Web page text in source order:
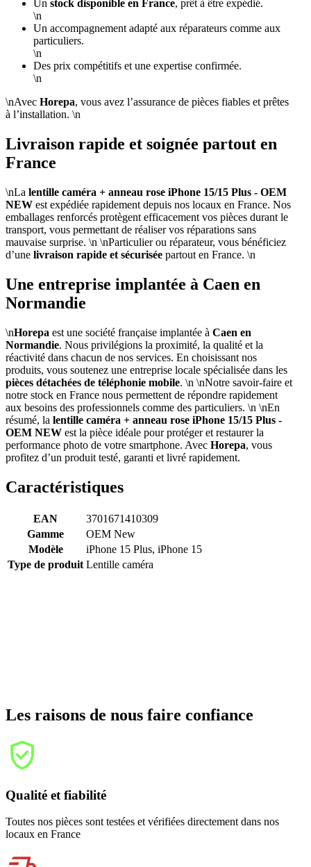
Un stock disponible en France, prêt à être expédié.
\n
Un accompagnement adapté aux réparateurs comme aux
particuliers.
\n
Des prix compétitifs et une expertise confirmée.
\n
\nAvec Horepa, vous avez l’assurance de pièces fiables et prêtes
à l’installation. \n
Livraison rapide et soignée partout en
France
\nLa lentille caméra + anneau rose iPhone 15/15 Plus - OEM
NEW est expédiée rapidement depuis nos locaux en France. Nos
emballages renforcés protègent efficacement vos pièces durant le
transport, vous permettant de réaliser vos réparations sans
mauvaise surprise. \n \nParticulier ou réparateur, vous bénéficiez
d’une livraison rapide et sécurisée partout en France. \n
Une entreprise implantée à Caen en
Normandie
\nHorepa est une société française implantée à Caen en
Normandie. Nous privilégions la proximité, la qualité et la
réactivité dans chacun de nos services. En choisissant nos
produits, vous soutenez une entreprise locale spécialisée dans les
pièces détachées de téléphonie mobile. \n \nNotre savoir-faire et
notre stock en France nous permettent de répondre rapidement
aux besoins des professionnels comme des particuliers. \n \nEn
résumé, la lentille caméra + anneau rose iPhone 15/15 Plus -
OEM NEW est la pièce idéale pour protéger et restaurer la
performance photo de votre smartphone. Avec Horepa, vous
profitez d’un produit testé, garanti et livré rapidement.
Caractéristiques
EAN
3701671410309
Gamme
OEM New
Modèle
iPhone 15 Plus, iPhone 15
Type de produit Lentille caméra
Les raisons de nous faire confiance
Qualité et fiabilité
Toutes nos pièces sont testées et vérifiées directement dans nos
locaux en France